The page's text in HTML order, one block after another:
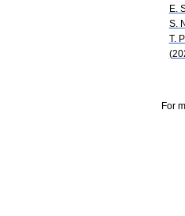
E.
S.
T.
For